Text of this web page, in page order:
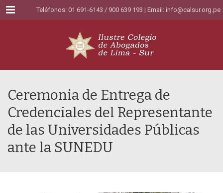
Menu Teléfonos: 01 691-6143 / 900 639 193 | Email: info@calsur.org.pe
Ceremonia de Entrega de
Credenciales del Representante
de las Universidades Públicas
ante la SUNEDU